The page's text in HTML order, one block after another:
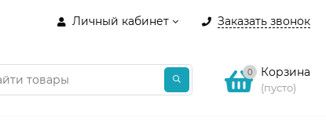
Личный кабинет Заказать звонок
0 Корзина
(пусто)